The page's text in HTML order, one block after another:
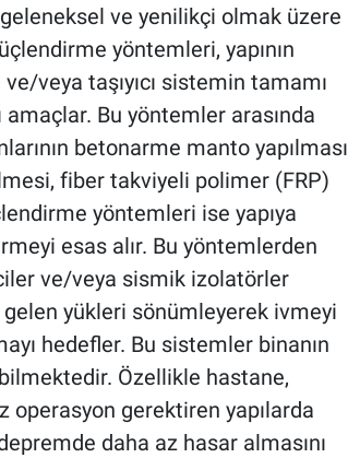
ve yenilikçi olmak üzere
yöntemleri, yapının
veya taşıyıcı sistemin tamamı
amaçlar. Bu yöntemler arasında
betonarme manto yapılması
fiber takviyeli polimer (FRP)
yöntemleri ise yapıya
esas alır. Bu yöntemlerden
ve/veya sismik izolatörler
gelen yükleri sönümleyerek ivmeyi
hedefler. Bu sistemler binanın
Özellikle hastane,
gerektiren yapılarda
daha az hasar almasını